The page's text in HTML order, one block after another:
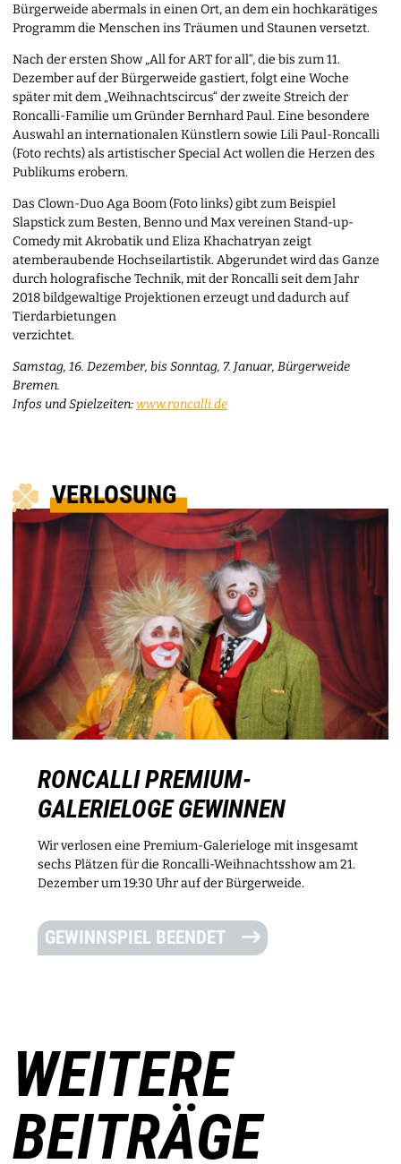
Bürgerweide abermals in einen Ort, an dem ein hochkarätiges
Programm die Menschen ins Träumen und Staunen versetzt.
Nach der ersten Show „All for ART for all“, die bis zum 11.
Dezember auf der Bürgerweide gastiert, folgt eine Woche
später mit dem „Weihnachtscircus“ der zweite Streich der
Roncalli-Familie um Gründer Bernhard Paul. Eine besondere
Auswahl an internationalen Künstlern sowie Lili Paul-Roncalli
(Foto rechts) als artistischer Special Act wollen die Herzen des
Publikums erobern.
Das Clown-Duo Aga Boom (Foto links) gibt zum Beispiel
Slapstick zum Besten, Benno und Max vereinen Stand-up-
Comedy mit Akrobatik und Eliza Khachatryan zeigt
atemberaubende Hochseilartistik. Abgerundet wird das Ganze
durch holografische Technik, mit der Roncalli seit dem Jahr
2018 bildgewaltige Projektionen erzeugt und dadurch auf
Tierdarbietungen
verzichtet.
Samstag, 16. Dezember, bis Sonntag, 7. Januar, Bürgerweide
Bremen.
Infos und Spielzeiten:www.roncalli.de
VERLOSUNG
RONCALLI PREMIUM-
GALERIELOGE GEWINNEN
Wir verlosen eine Premium-Galerieloge mit insgesamt
sechs Plätzen für die Roncalli-Weihnachtsshow am 21.
Dezember um 19:30 Uhr auf der Bürgerweide.
GEWINNSPIEL BEENDET
WEITERE
BEITRÄGE